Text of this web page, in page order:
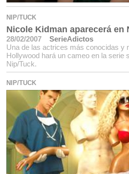
NIP/TUCK
Nicole Kidman aparecerá en
28/02/2007
SerieAdictos
Una de las actrices más conocidas y
Hollywood hará un cameo en la serie
Nip/Tuck.
NIP/TUCK